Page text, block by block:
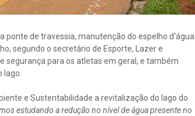
ponte de travessia, manutenção do espelho d’água
segundo o secretário de Esporte, Lazer e
segurança para os atletas em geral, e também
lago.
e Sustentabilidade a revitalização do lago do
estudando a redução no nível de água presente no